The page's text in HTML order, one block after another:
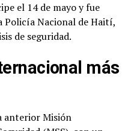
el 14 de mayo y fue
Policía Nacional de Haití,
de seguridad.
más
anterior Misión